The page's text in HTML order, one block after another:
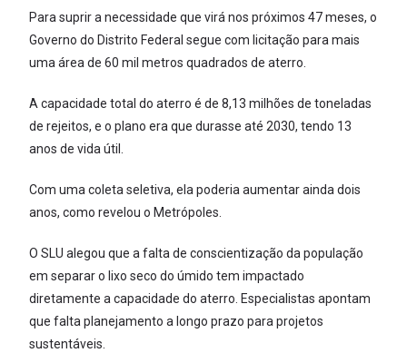
Para suprir a necessidade que virá nos próximos 47 meses, o
Governo do Distrito Federal segue com licitação para mais
uma área de 60 mil metros quadrados de aterro.
A capacidade total do aterro é de 8,13 milhões de toneladas
de rejeitos, e o plano era que durasse até 2030, tendo 13
anos de vida útil.
Com uma coleta seletiva, ela poderia aumentar ainda dois
anos, como revelou o Metrópoles.
O SLU alegou que a falta de conscientização da população
em separar o lixo seco do úmido tem impactado
diretamente a capacidade do aterro. Especialistas apontam
que falta planejamento a longo prazo para projetos
sustentáveis.